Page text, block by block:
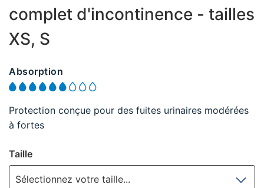
complet d'incontinence - tailles
XS, S
Absorption
Protection conçue pour des fuites urinaires modérées
à fortes
Taille
Sélectionnez votre taille...